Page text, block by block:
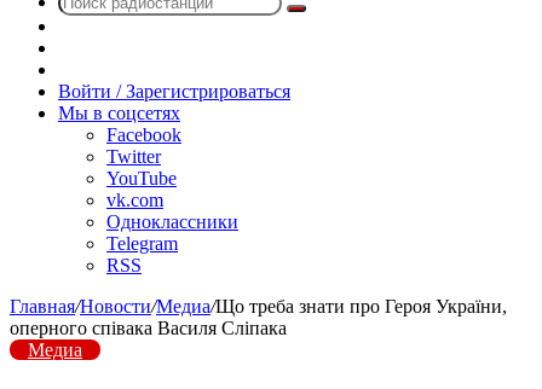
Поиск
радио
Войти / Зарегистрироваться
Мы в соцсетях
Facebook
Twitter
YouTube
vk.com
Одноклассники
Telegram
RSS
Главная/Новости/Медиа/Що треба знати про Героя України,
оперного співака Василя Сліпака
Медиа